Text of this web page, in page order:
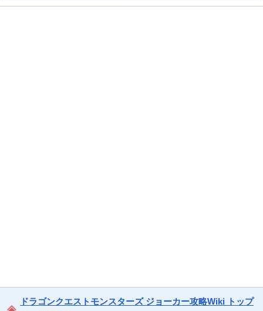
ドラゴンクエストモンスターズ ジョーカー攻略Wiki トップ